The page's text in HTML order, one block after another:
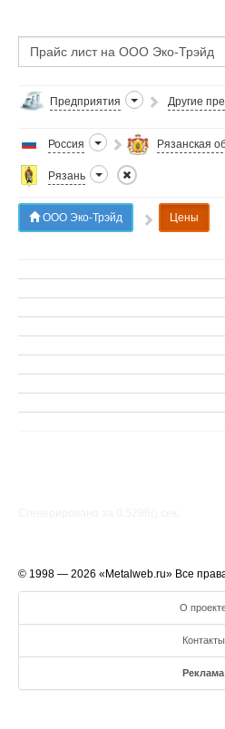
Предприятия Другие
Россия Рязанская
Рязань
ООО Эко-Трэйд Цены
© 1998 — 2026 «Metalweb.ru» Все
О
Контакты
Реклама